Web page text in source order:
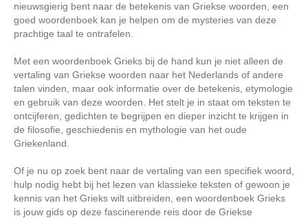
nieuwsgierig bent naar de betekenis van Griekse woorden, een
goed woordenboek kan je helpen om de mysteries van deze
prachtige taal te ontrafelen.
Met een woordenboek Grieks bij de hand kun je niet alleen de
vertaling van Griekse woorden naar het Nederlands of andere
talen vinden, maar ook informatie over de betekenis, etymologie
en gebruik van deze woorden. Het stelt je in staat om teksten te
ontcijferen, gedichten te begrijpen en dieper inzicht te krijgen in
de filosofie, geschiedenis en mythologie van het oude
Griekenland.
Of je nu op zoek bent naar de vertaling van een specifiek woord,
hulp nodig hebt bij het lezen van klassieke teksten of gewoon je
kennis van het Grieks wilt uitbreiden, een woordenboek Grieks
is jouw gids op deze fascinerende reis door de Griekse